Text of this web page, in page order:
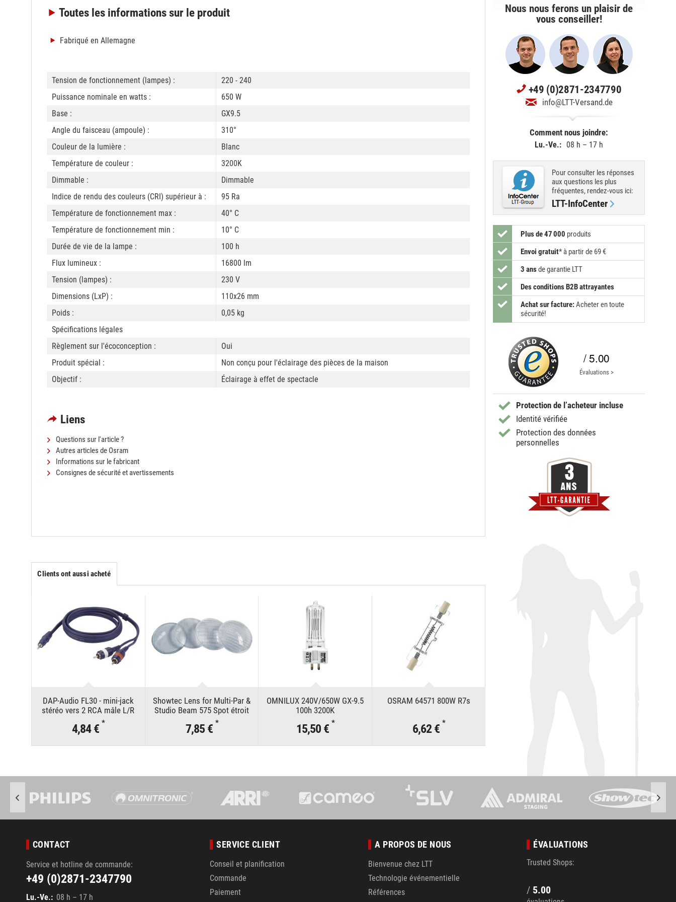
Toutes les informationssur le produit
Fabriqué en Allemagne
Tension de fonctionnement (lampes) :
220 - 240
Puissance nominale en watts :
650 W
Base :
GX9.5
Angle du faisceau (ampoule) :
310°
Couleur de la lumière :
Blanc
Température de couleur :
3200K
Dimmable :
Dimmable
Indice de rendu des couleurs (CRI) supérieur à :
95 Ra
Température de fonctionnement max :
40° C
Température de fonctionnement min :
10° C
Durée de vie de la lampe :
100 h
Flux lumineux :
16800 lm
Tension (lampes) :
230 V
Dimensions (LxP) :
110x26 mm
Poids :
0,05 kg
Spécifications légales
Règlement sur l'écoconception :
Oui
Produit spécial :
Non conçu pour l'éclairage des pièces de la maison
Objectif :
Éclairage à effet de spectacle
Liens
Questions sur l'article ?
Autres articles de Osram
Informations sur le fabricant
Consignes de sécurité et avertissements
Nous nous ferons un plaisir de
vous conseiller!
+49 (0)2871-2347790
info@LTT-Versand.de
Comment nous joindre:
Lu.-Ve.: 08 h – 17 h
Pour consulter les réponses
aux questions les plus
fréquentes, rendez-vous ici:
LTT-InfoCenter
Plus de 47 000 produits
Envoi gratuit* à partir de 69 €
3 ansde garantie LTT
Des conditions B2B attrayantes
Achat sur facture:Acheter en toute
sécurité!
/ 5.00
Évaluations >
Protection de l’acheteur incluse
Identité vérifiée
Protection des données
personnelles
Clients ont aussi acheté
DAP-Audio FL30 - mini-jack
stéréo vers 2 RCA mâle L/R
4,84 € *
Showtec Lens for Multi-Par &
Studio Beam 575 Spot étroit
7,85 € *
OMNILUX 240V/650W GX-9.5
100h 3200K
15,50 € *
OSRAM 64571 800W R7s
6,62 € *
CONTACT
Service et hotline de commande:
+49 (0)2871-2347790
Lu.-Ve.: 08 h – 17 h
SERVICE CLIENT
Conseil et planification
Commande
Paiement
A PROPOS DE NOUS
Bienvenue chez LTT
Technologie événementielle
Références
ÉVALUATIONS
Trusted Shops:
/ 5.00